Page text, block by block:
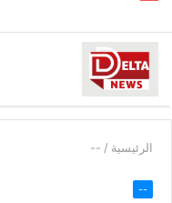
الرئيسية /
--
--